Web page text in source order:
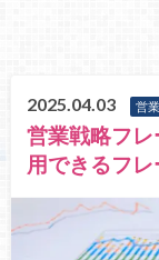
2025.04.03 営
営業戦略フ
用できるフレ